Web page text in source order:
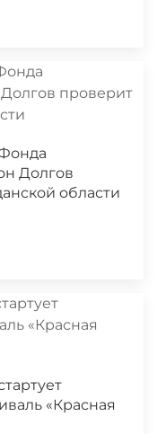
Долгов
области
«Красная